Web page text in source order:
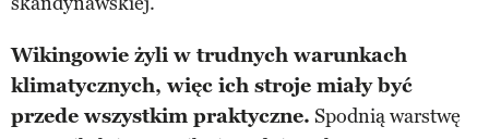
Wikingowie żyli w trudnych warunkach
klimatycznych, więc ich stroje miały być
przede wszystkim praktyczne. Spodnią warstwę